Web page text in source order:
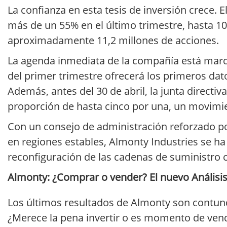
La confianza en esta tesis de inversión
más de un 55% en el último trimestre, hasta
aproximadamente 11,2 millones de acciones.
La agenda inmediata de la compañía está
del primer trimestre ofrecerá los primeros
Además, antes del 30 de abril, la junta
proporción de hasta cinco por una, un
Con un consejo de administración reforzado
en regiones estables, Almonty Industries se
reconfiguración de las cadenas de
Almonty: ¿Comprar o vender? El nuevo
Los últimos resultados de Almonty son
¿Merece la pena invertir o es momento de